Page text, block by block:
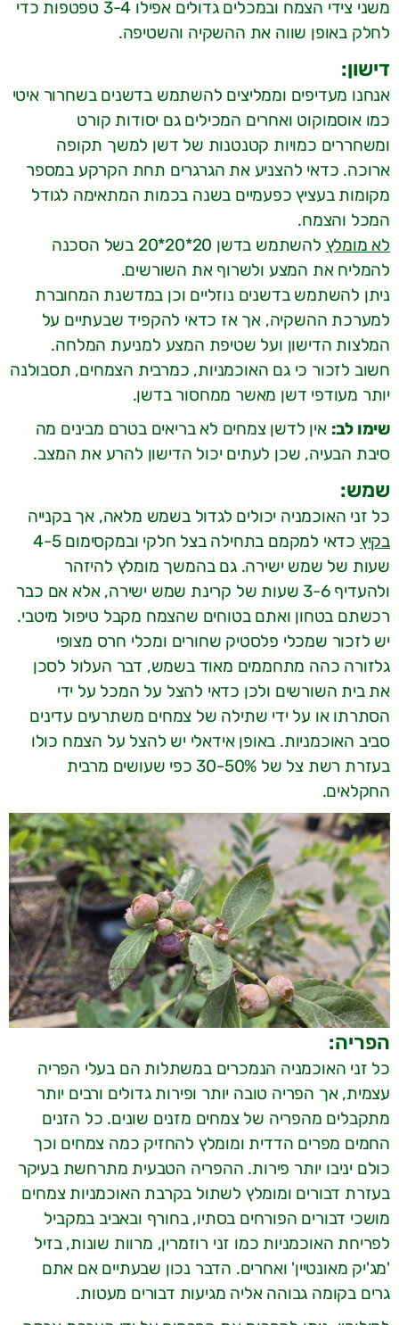
משני צידי הצמח ובמכלים גדולים אפילו 3-4 טפטפות כדי
לחלק באופן שווה את ההשקיה והשטיפה.
דישון:
אנחנו מעדיפים וממליצים להשתמש בדשנים בשחרור איטי
כמו אוסמוקוט ואחרים המכילים גם יסודות קורט
ומשחררים כמויות קטנטנות של דשן למשך תקופה
ארוכה. כדאי להצניע את הגרגרים תחת הקרקע במספר
מקומות בעציץ כפעמיים בשנה בכמות המתאימה לגודל
המכל והצמח.
לא מומלץ
להשתמש בדשן 20*20*20 בשל הסכנה
להמליח את המצע ולשרוף את השורשים.
ניתן להשתמש בדשנים נוזליים וכן במדשנת המחוברת
למערכת ההשקיה, אך אז כדאי להקפיד שבעתיים על
המלצות הדישון ועל שטיפת המצע למניעת המלחה.
חשוב לזכור כי גם האוכמניות, כמרבית הצמחים, תסבולנה
יותר מעודפי דשן מאשר ממחסור בדשן.
שימו לב: אין לדשן צמחים לא בריאים בטרם מבינים מה
סיבת הבעיה, שכן לעתים יכול הדישון להרע את המצב.
שמש:
כל זני האוכמניה יכולים לגדול בשמש מלאה, אך בקנייה
בקיץ
כדאי למקמם בתחילה בצל חלקי ובמקסימום 4-5
שעות של שמש ישירה. גם בהמשך מומלץ להיזהר
ולהעדיף 3-6 שעות של קרינת שמש ישירה, אלא אם כבר
רכשתם בטחון ואתם בטוחים שהצמח מקבל טיפול מיטבי.
יש לזכור שמכלי פלסטיק שחורים ומכלי חרס מצופי
גלזורה כהה מתחממים מאוד בשמש, דבר העלול לסכן
את בית השורשים ולכן כדאי להצל על המכל על ידי
הסתרתו או על ידי שתילה של צמחים משתרעים עדינים
סביב האוכמניות. באופן אידאלי יש להצל על הצמח כולו
בעזרת רשת צל של 30-50% כפי שעושים מרבית
החקלאים.
הפריה:
כל זני האוכמניה הנמכרים במשתלות הם בעלי הפריה
עצמית, אך הפריה טובה יותר ופירות גדולים ורבים יותר
מתקבלים מהפריה של צמחים מזנים שונים. כל הזנים
החמים מפרים הדדית ומומלץ להחזיק כמה צמחים וכך
כולם יניבו יותר פירות. ההפריה הטבעית מתרחשת בעיקר
בעזרת דבורים ומומלץ לשתול בקרבת האוכמניות צמחים
מושכי דבורים הפורחים בסתיו, בחורף ובאביב במקביל
לפריחת האוכמניות כמו זני רוזמרין, מרוות שונות, בזיל
'מג'יק מאונטיין' ואחרים. הדבר נכון שבעתיים אם אתם
גרים בקומה גבוהה אליה מגיעות דבורים מעטות.